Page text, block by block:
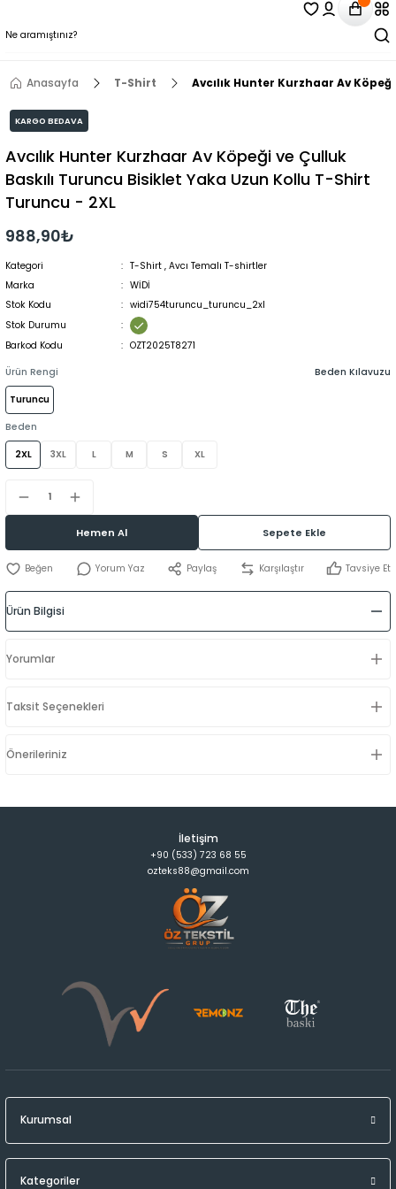
Anasayfa T-Shirt Avcılık Hunter Kurzhaar Av
KARGO BEDAVA
Avcılık Hunter Kurzhaar Av Köpeği ve Çulluk
Baskılı Turuncu Bisiklet Yaka Uzun Kollu T-Shirt
Turuncu - 2XL
988,90₺
Kategori T-Shirt , Avcı Temalı T-shirtler
Marka
WİDİ
Stok Kodu
widi754turuncu_turuncu_2xl
Stok Durumu
Barkod Kodu
OZT2025T8271
Ürün Rengi
Turuncu
Beden
2XL 3XL L M S XL
Beden Kılavuzu
Hemen Al Sepete Ekle
Yorum Yaz Paylaş Karşılaştır Tavsiye Et
Ürün Bilgisi
Yorumlar
Taksit Seçenekleri
Önerileriniz
İletişim
+90 (533) 723 68 55
ozteks88@gmail.com
Kurumsal
Kategoriler